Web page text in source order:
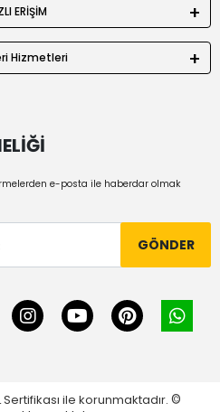
ERİŞİM
Hizmetleri
e-posta ile haberdar olmak
GÖNDER
ile korunmaktadır. ©